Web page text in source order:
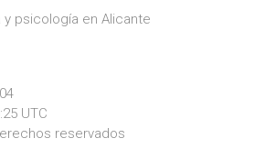
y psicología en Alicante
UTC
reservados